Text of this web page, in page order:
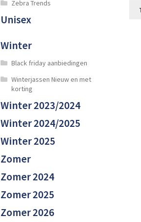
Zebra Trends
Unisex
Winter
Black friday aanbiedingen
Winterjassen Nieuw en met
korting
Winter 2023/2024
Winter 2024/2025
Winter 2025
Zomer
Zomer 2024
Zomer 2025
Zomer 2026